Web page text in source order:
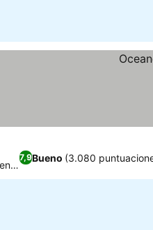
7,9Bueno (3.080